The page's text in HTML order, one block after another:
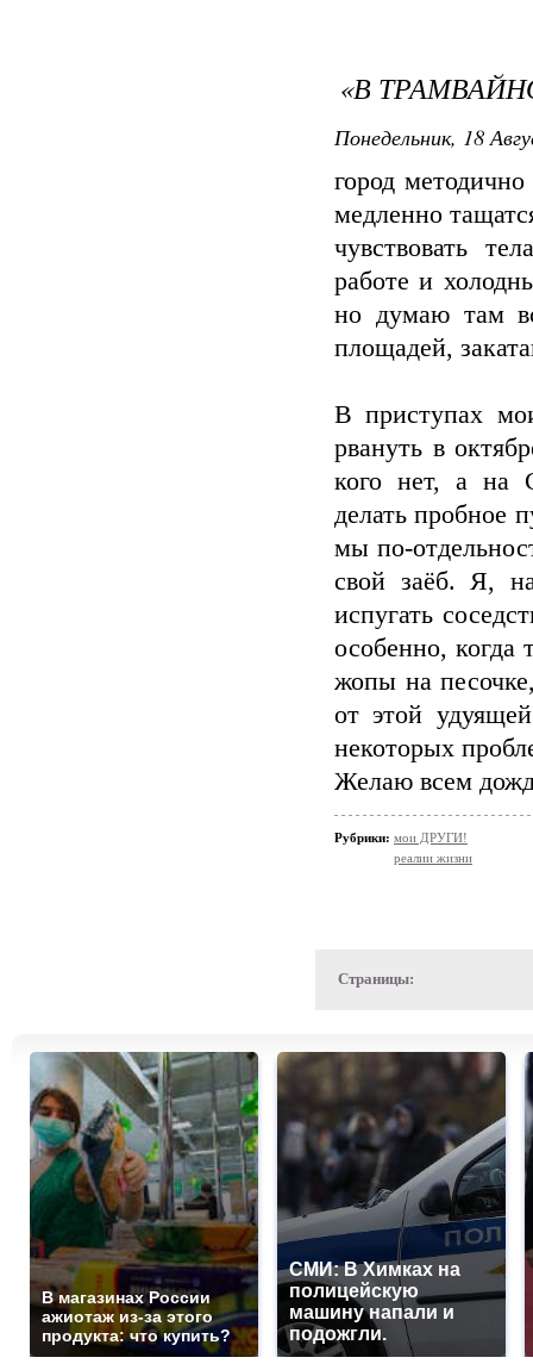
«В
Понедельник, 18
город
медленно
чувствовать
работе и
но думаю там
площадей,
В приступах
рвануть в
кого нет, а на
делать пробное
мы по-
свой заёб. Я,
испугать
особенно, когда
жопы на
от этой
некоторых
Желаю всем
Рубрики: мои ДРУГИ!
реалии жизни
Страницы:
В магазинах России
ажиотаж из-за этого
продукта: что купить?
СМИ: В Химках на
полицейскую
машину напали и
подожгли.